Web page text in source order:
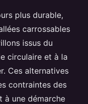
plus durable,
carrossables
issus du
circulaire et à la
Ces alternatives
contraintes des
à une démarche